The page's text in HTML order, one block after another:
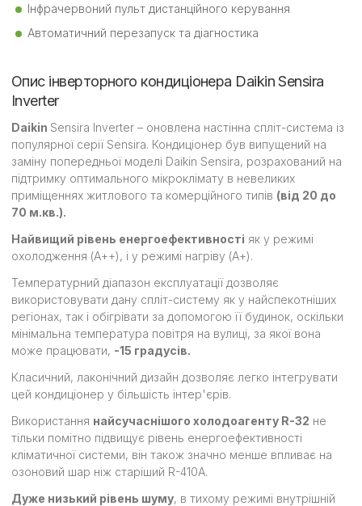
Інфрачервоний пульт дистанційного керування
Автоматичний перезапуск та діагностика
Опис інверторного кондиціонера Daikin Sensira
Inverter
Daikin Sensira Inverter – оновлена настінна спліт-система із
популярної серії Sensira. Кондиціонер був випущений на
заміну попередньої моделі Daikin Sensira, розрахований на
підтримку оптимального мікроклімату в невеликих
приміщеннях житлового та комерційного типів (від 20 до
70 м.кв.).
Найвищий рівень енергоефективності як у режимі
охолодження (А++), і у режимі нагріву (А+).
Температурний діапазон експлуатації дозволяє
використовувати дану спліт-систему як у найспекотніших
регіонах, так і обігрівати за допомогою її будинок, оскільки
мінімальна температура повітря на вулиці, за якої вона
може працювати, -15 градусів.
Класичний, лаконічний дизайн дозволяє легко інтегрувати
цей кондиціонер у більшість інтер'єрів.
Використання найсучаснішого холодоагенту R-32 не
тільки помітно підвищує рівень енергоефективності
кліматичної системи, він також значно менше впливає на
озоновий шар ніж старіший R-410А.
Дуже низький рівень шуму, в тихому режимі внутрішній